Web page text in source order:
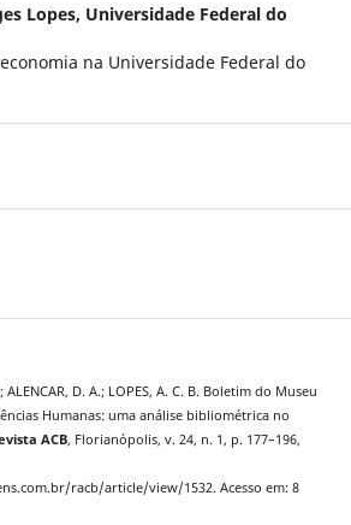
Lopes, Universidade Federal do
na Universidade Federal do
ALENCAR, D. A.; LOPES, A. C. B. Boletim do Museu
Humanas: uma análise bibliométrica no
ACB, Florianópolis, v. 24, n. 1, p. 177–196,
racb/article/view/1532. Acesso em: 8